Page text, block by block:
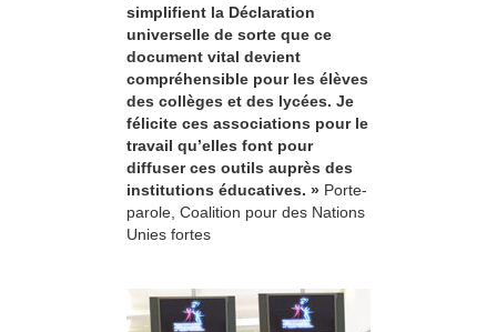
simplifient la Déclaration
universelle de sorte que ce
document vital devient
compréhensible pour les élèves
des collèges et des lycées. Je
félicite ces associations pour le
travail qu’elles font pour
diffuser ces outils auprès des
institutions éducatives. » Porte-
parole, Coalition pour des Nations
Unies fortes